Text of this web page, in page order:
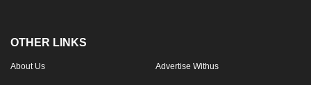
OTHER LINKS
About Us Advertise Withus